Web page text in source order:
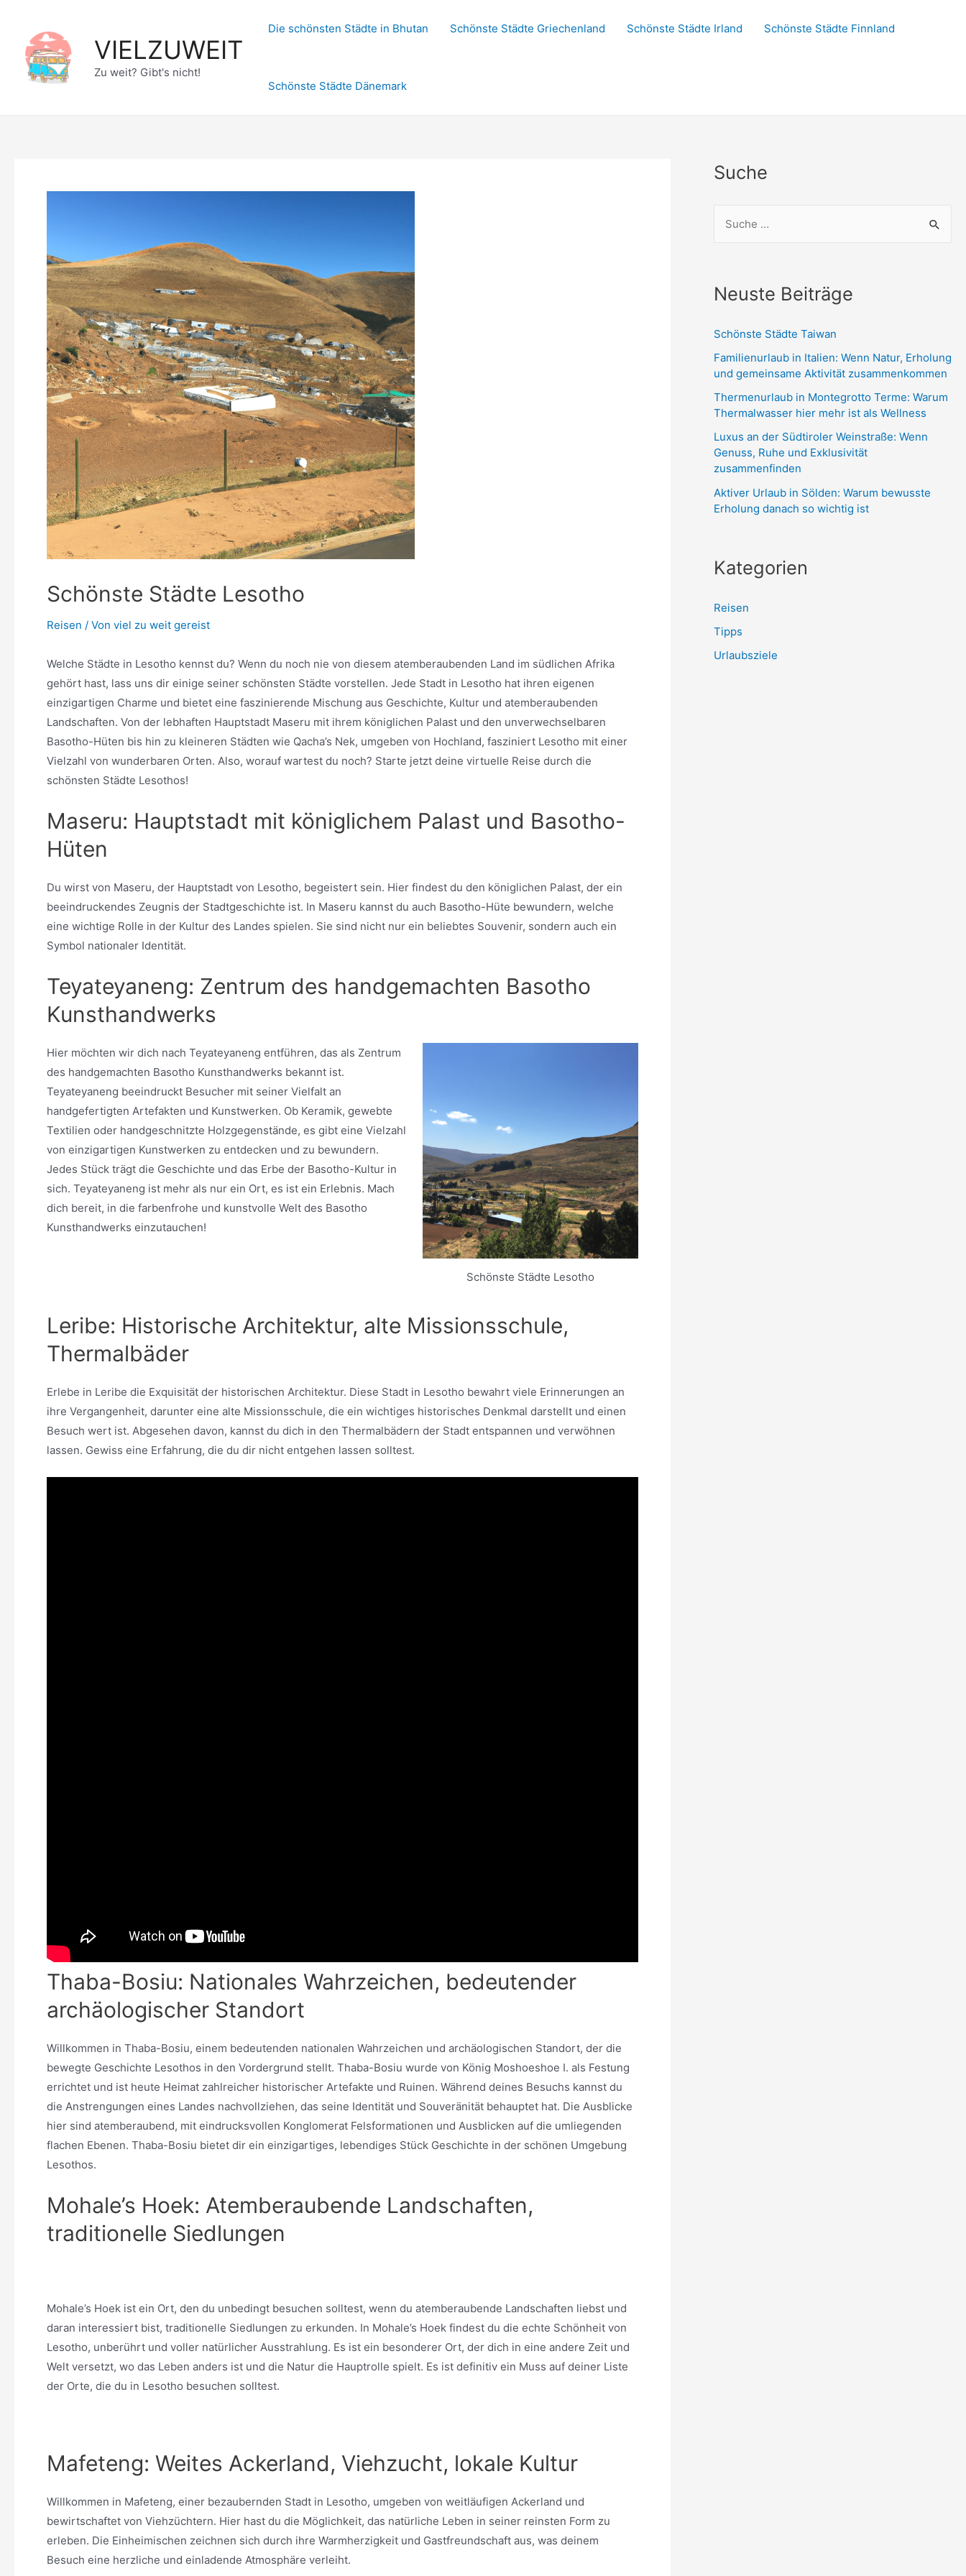
springen
VIELZUWEIT
Zu weit? Gibt's nicht!
Die schönsten Städte in Bhutan Schönste Städte Griechenland Schönste Städte Irland Schönste Städte Finnland
Schönste Städte Dänemark
Schönste Städte Lesotho
Reisen / Von viel zu weit gereist
Welche Städte in Lesotho kennst du? Wenn du noch nie von diesem atemberaubenden Land im südlichen Afrika
gehört hast, lass uns dir einige seiner schönsten Städte vorstellen. Jede Stadt in Lesotho hat ihren eigenen
einzigartigen Charme und bietet eine faszinierende Mischung aus Geschichte, Kultur und atemberaubenden
Landschaften. Von der lebhaften Hauptstadt Maseru mit ihrem königlichen Palast und den unverwechselbaren
Basotho-Hüten bis hin zu kleineren Städten wie Qacha’s Nek, umgeben von Hochland, fasziniert Lesotho mit einer
Vielzahl von wunderbaren Orten. Also, worauf wartest du noch? Starte jetzt deine virtuelle Reise durch die
schönsten Städte Lesothos!
Maseru: Hauptstadt mit königlichem Palast und Basotho-
Hüten
Du wirst von Maseru, der Hauptstadt von Lesotho, begeistert sein. Hier findest du den königlichen Palast, der ein
beeindruckendes Zeugnis der Stadtgeschichte ist. In Maseru kannst du auch Basotho-Hüte bewundern, welche
eine wichtige Rolle in der Kultur des Landes spielen. Sie sind nicht nur ein beliebtes Souvenir, sondern auch ein
Symbol nationaler Identität.
Teyateyaneng: Zentrum des handgemachten Basotho
Kunsthandwerks
Schönste Städte Lesotho
Hier möchten wir dich nach Teyateyaneng entführen, das als Zentrum
des handgemachten Basotho Kunsthandwerks bekannt ist.
Teyateyaneng beeindruckt Besucher mit seiner Vielfalt an
handgefertigten Artefakten und Kunstwerken. Ob Keramik, gewebte
Textilien oder handgeschnitzte Holzgegenstände, es gibt eine Vielzahl
von einzigartigen Kunstwerken zu entdecken und zu bewundern.
Jedes Stück trägt die Geschichte und das Erbe der Basotho-Kultur in
sich. Teyateyaneng ist mehr als nur ein Ort, es ist ein Erlebnis. Mach
dich bereit, in die farbenfrohe und kunstvolle Welt des Basotho
Kunsthandwerks einzutauchen!
Leribe: Historische Architektur, alte Missionsschule,
Thermalbäder
Erlebe in Leribe die Exquisität der historischen Architektur. Diese Stadt in Lesotho bewahrt viele Erinnerungen an
ihre Vergangenheit, darunter eine alte Missionsschule, die ein wichtiges historisches Denkmal darstellt und einen
Besuch wert ist. Abgesehen davon, kannst du dich in den Thermalbädern der Stadt entspannen und verwöhnen
lassen. Gewiss eine Erfahrung, die du dir nicht entgehen lassen solltest.
Thaba-Bosiu: Nationales Wahrzeichen, bedeutender
archäologischer Standort
Willkommen in Thaba-Bosiu, einem bedeutenden nationalen Wahrzeichen und archäologischen Standort, der die
bewegte Geschichte Lesothos in den Vordergrund stellt. Thaba-Bosiu wurde von König Moshoeshoe I. als Festung
errichtet und ist heute Heimat zahlreicher historischer Artefakte und Ruinen. Während deines Besuchs kannst du
die Anstrengungen eines Landes nachvollziehen, das seine Identität und Souveränität behauptet hat. Die Ausblicke
hier sind atemberaubend, mit eindrucksvollen Konglomerat Felsformationen und Ausblicken auf die umliegenden
flachen Ebenen. Thaba-Bosiu bietet dir ein einzigartiges, lebendiges Stück Geschichte in der schönen Umgebung
Lesothos.
Mohale’s Hoek: Atemberaubende Landschaften,
traditionelle Siedlungen
Mohale’s Hoek ist ein Ort, den du unbedingt besuchen solltest, wenn du atemberaubende Landschaften liebst und
daran interessiert bist, traditionelle Siedlungen zu erkunden. In Mohale’s Hoek findest du die echte Schönheit von
Lesotho, unberührt und voller natürlicher Ausstrahlung. Es ist ein besonderer Ort, der dich in eine andere Zeit und
Welt versetzt, wo das Leben anders ist und die Natur die Hauptrolle spielt. Es ist definitiv ein Muss auf deiner Liste
der Orte, die du in Lesotho besuchen solltest.
Mafeteng: Weites Ackerland, Viehzucht, lokale Kultur
Willkommen in Mafeteng, einer bezaubernden Stadt in Lesotho, umgeben von weitläufigen Ackerland und
bewirtschaftet von Viehzüchtern. Hier hast du die Möglichkeit, das natürliche Leben in seiner reinsten Form zu
erleben. Die Einheimischen zeichnen sich durch ihre Warmherzigkeit und Gastfreundschaft aus, was deinem
Besuch eine herzliche und einladende Atmosphäre verleiht.
Suche
e
a
h
:
Neuste Beiträge
Schönste Städte Taiwan
Familienurlaub in Italien: Wenn Natur, Erholung
und gemeinsame Aktivität zusammenkommen
Thermenurlaub in Montegrotto Terme: Warum
Thermalwasser hier mehr ist als Wellness
Luxus an der Südtiroler Weinstraße: Wenn
Genuss, Ruhe und Exklusivität
zusammenfinden
Aktiver Urlaub in Sölden: Warum bewusste
Erholung danach so wichtig ist
Kategorien
Reisen
Tipps
Urlaubsziele